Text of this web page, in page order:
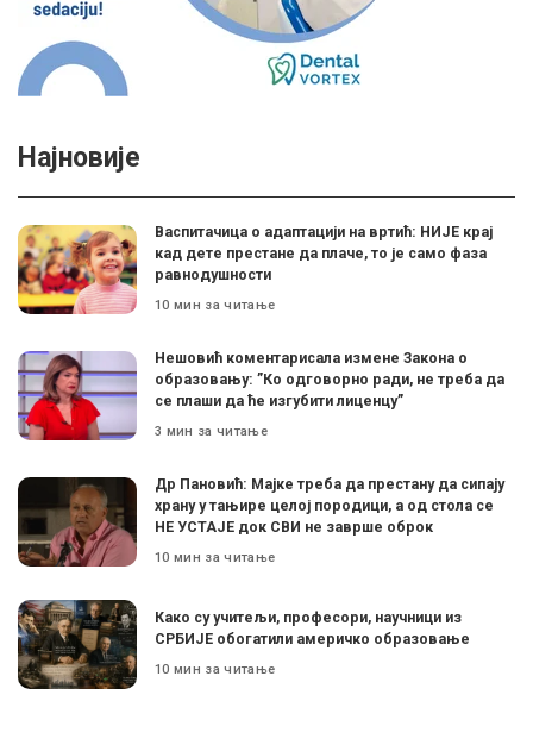
Најновије
Васпитачица о адаптацији на вртић: НИЈЕ крај
кад дете престане да плаче, то је само фаза
равнодушности
10 мин за читање
Нешовић коментарисала измене Закона о
образовању: ”Ко одговорно ради, не треба да
се плаши да ће изгубити лиценцу”
3 мин за читање
Др Пановић: Мајке треба да престану да сипају
храну у тањире целој породици, а од стола се
НЕ УСТАЈЕ док СВИ не заврше оброк
10 мин за читање
Како су учитељи, професори, научници из
СРБИЈЕ обогатили америчко образовање
10 мин за читање